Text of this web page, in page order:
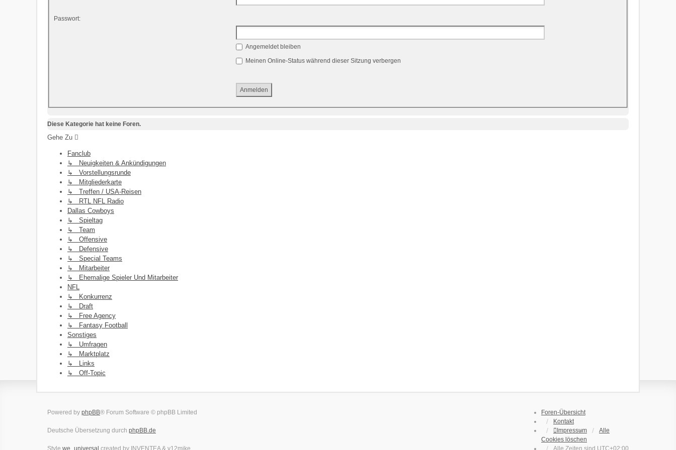
Passwort:
Angemeldet bleiben
Meinen Online-Status während dieser Sitzung verbergen
Diese Kategorie hat keine Foren.
Gehe Zu
Fanclub
↳ Neuigkeiten & Ankündigungen
↳ Vorstellungsrunde
↳ Mitgliederkarte
↳ Treffen / USA-Reisen
↳ RTL NFL Radio
Dallas Cowboys
↳ Spieltag
↳ Team
↳ Offensive
↳ Defensive
↳ Special Teams
↳ Mitarbeiter
↳ Ehemalige Spieler Und Mitarbeiter
NFL
↳ Konkurrenz
↳ Draft
↳ Free Agency
↳ Fantasy Football
Sonstiges
↳ Umfragen
↳ Marktplatz
↳ Links
↳ Off-Topic
Foren-Übersicht
Kontakt
Impressum
Alle
Cookies löschen
Alle Zeiten sind UTC+02:00
Powered by phpBB® Forum Software © phpBB Limited
Deutsche Übersetzung durch phpBB.de
Style we_universal created by INVENTEA & v12mike